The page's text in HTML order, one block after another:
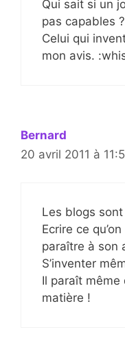
Qui sait si un
pas capables ?
Celui qui
mon avis.
Bernard
20 avril 2011 à
Les blogs
Ecrire ce
paraître à son
S’inventer
Il paraît même
matière !